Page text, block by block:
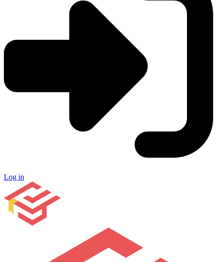
Log in